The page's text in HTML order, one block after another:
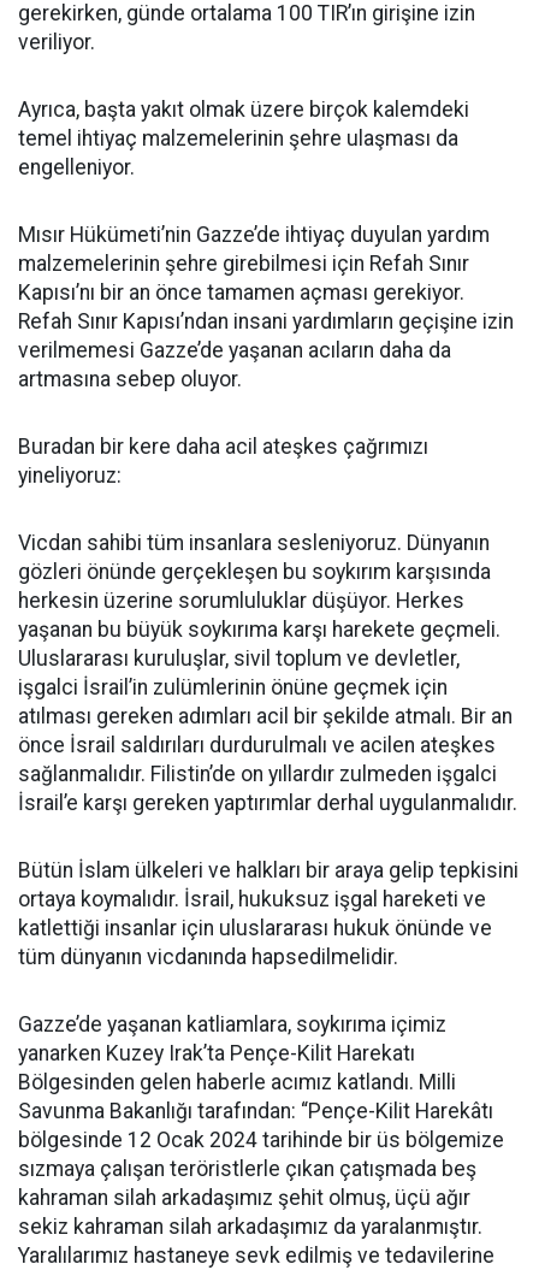
gerekirken, günde ortalama 100 TIR’ın girişine izin
veriliyor.
Ayrıca, başta yakıt olmak üzere birçok kalemdeki
temel ihtiyaç malzemelerinin şehre ulaşması da
engelleniyor.
Mısır Hükümeti’nin Gazze’de ihtiyaç duyulan yardım
malzemelerinin şehre girebilmesi için Refah Sınır
Kapısı’nı bir an önce tamamen açması gerekiyor.
Refah Sınır Kapısı’ndan insani yardımların geçişine izin
verilmemesi Gazze’de yaşanan acıların daha da
artmasına sebep oluyor.
Buradan bir kere daha acil ateşkes çağrımızı
yineliyoruz:
Vicdan sahibi tüm insanlara sesleniyoruz. Dünyanın
gözleri önünde gerçekleşen bu soykırım karşısında
herkesin üzerine sorumluluklar düşüyor. Herkes
yaşanan bu büyük soykırıma karşı harekete geçmeli.
Uluslararası kuruluşlar, sivil toplum ve devletler,
işgalci İsrail’in zulümlerinin önüne geçmek için
atılması gereken adımları acil bir şekilde atmalı. Bir an
önce İsrail saldırıları durdurulmalı ve acilen ateşkes
sağlanmalıdır. Filistin’de on yıllardır zulmeden işgalci
İsrail’e karşı gereken yaptırımlar derhal uygulanmalıdır.
Bütün İslam ülkeleri ve halkları bir araya gelip tepkisini
ortaya koymalıdır. İsrail, hukuksuz işgal hareketi ve
katlettiği insanlar için uluslararası hukuk önünde ve
tüm dünyanın vicdanında hapsedilmelidir.
Gazze’de yaşanan katliamlara, soykırıma içimiz
yanarken Kuzey Irak’ta Pençe-Kilit Harekatı
Bölgesinden gelen haberle acımız katlandı. Milli
Savunma Bakanlığı tarafından: “Pençe-Kilit Harekâtı
bölgesinde 12 Ocak 2024 tarihinde bir üs bölgemize
sızmaya çalışan teröristlerle çıkan çatışmada beş
kahraman silah arkadaşımız şehit olmuş, üçü ağır
sekiz kahraman silah arkadaşımız da yaralanmıştır.
Yaralılarımız hastaneye sevk edilmiş ve tedavilerine